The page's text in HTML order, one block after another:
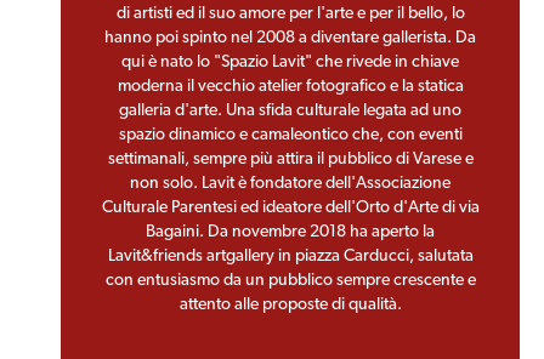
di artisti ed il suo amore per l'arte e per il bello, lo
hanno poi spinto nel 2008 a diventare gallerista. Da
qui è nato lo "Spazio Lavit" che rivede in chiave
moderna il vecchio atelier fotografico e la statica
galleria d'arte. Una sfida culturale legata ad uno
spazio dinamico e camaleontico che, con eventi
settimanali, sempre più attira il pubblico di Varese e
non solo. Lavit è fondatore dell'Associazione
Culturale Parentesi ed ideatore dell'Orto d'Arte di via
Bagaini. Da novembre 2018 ha aperto la
Lavit&friends artgallery in piazza Carducci, salutata
con entusiasmo da un pubblico sempre crescente e
attento alle proposte di qualità.